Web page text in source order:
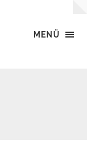
MENÜ